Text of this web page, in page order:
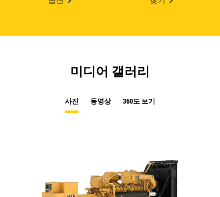
미디어 갤러리
사진 동영상 360도 보기